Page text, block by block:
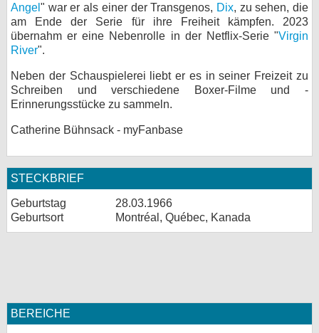
Angel " war er als einer der Transgenos, Dix, zu sehen, die
am Ende der Serie für ihre Freiheit kämpfen. 2023
übernahm er eine Nebenrolle in der Netflix-Serie "Virgin
River".
Neben der Schauspielerei liebt er es in seiner Freizeit zu
Schreiben und verschiedene Boxer-Filme und -
Erinnerungsstücke zu sammeln.
Catherine Bühnsack - myFanbase
STECKBRIEF
Geburtstag
28.03.1966
Geburtsort
Montréal, Québec, Kanada
BEREICHE
bei X
Kontakt
Nutzungsbedingungen
Cookie-Einstellungen
Impressum